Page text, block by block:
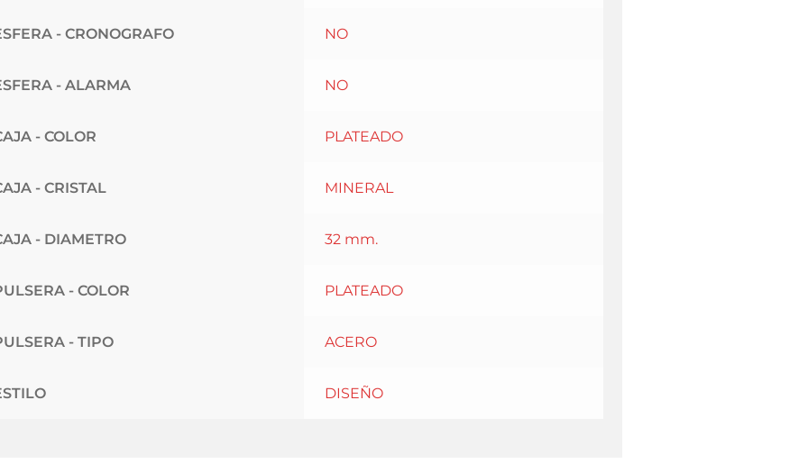
- CRONOGRAFO NO
- ALARMA NO
- COLOR PLATEADO
- CRISTAL MINERAL
- DIAMETRO 32 mm.
- COLOR PLATEADO
- TIPO ACERO
DISEÑO